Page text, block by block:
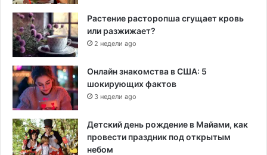
Растение расторопша сгущает кровь
или разжижает?
2 недели ago
Онлайн знакомства в США: 5
шокирующих фактов
3 недели ago
Детский день рождение в Майами, как
провести праздник под открытым
небом